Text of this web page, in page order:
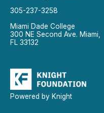
305-237-3258
Miami Dade College
300 NE Second Ave. Miami,
FL 33132
Powered by Knight